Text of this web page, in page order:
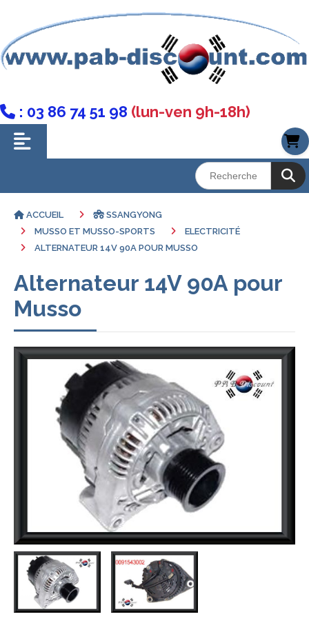
 : 03 86 74 51 98 (lun-ven 9h-18h)
ACCUEIL
SSANGYONG
MUSSO ET MUSSO-SPORTS
ELECTRICITÉ
ALTERNATEUR 14V 90A POUR MUSSO
Alternateur 14V 90A pour
Musso